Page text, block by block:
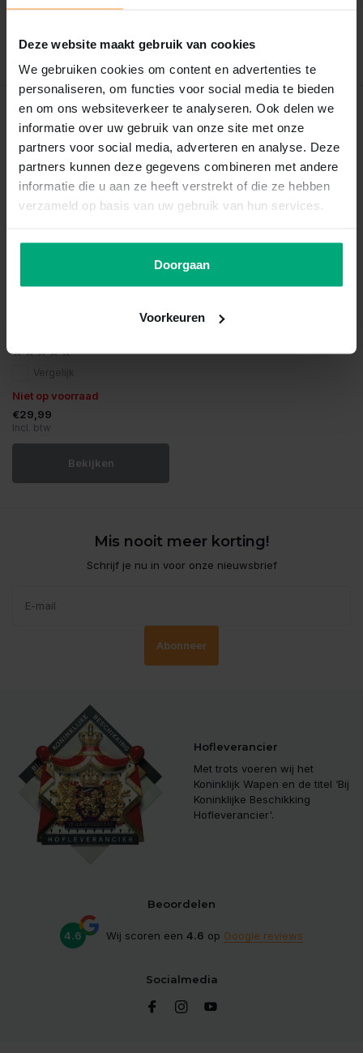
Deze website maakt gebruik van cookies
We gebruiken cookies om content en advertenties te
personaliseren, om functies voor social media te bieden
en om ons websiteverkeer te analyseren. Ook delen we
informatie over uw gebruik van onze site met onze
partners voor social media, adverteren en analyse. Deze
partners kunnen deze gegevens combineren met andere
informatie die u aan ze heeft verstrekt of die ze hebben
verzameld op basis van uw gebruik van hun services.
Doorgaan
Voorkeuren
Schrijf je eigen review
Vergelijk
Niet op voorraad
€29,99
Incl. btw
Bekijken
Mis nooit meer korting!
Schrijf je nu in voor onze nieuwsbrief
Abonneer
Hofleverancier
Met trots voeren wij het
Koninklijk Wapen en de titel ‘Bij
Koninklijke Beschikking
Hofleverancier'.
Beoordelen
4.6 Wij scoren een 4.6 op Google reviews
Socialmedia